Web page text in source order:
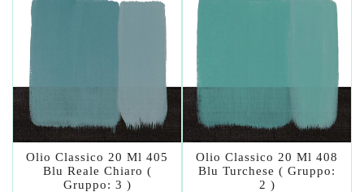
Olio Classico 20 Ml 405
Blu Reale Chiaro (
Gruppo: 3 )
Olio Classico 20 Ml 408
Blu Turchese ( Gruppo:
2 )